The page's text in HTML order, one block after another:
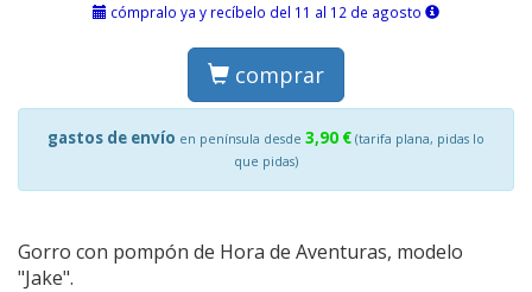
cómpralo ya y recíbelo del 11 al 12 de agosto
comprar
gastos de envío en península desde 3,90 € (tarifa plana, pidas lo
que pidas)
Gorro con pompón de Hora de Aventuras, modelo
"Jake".